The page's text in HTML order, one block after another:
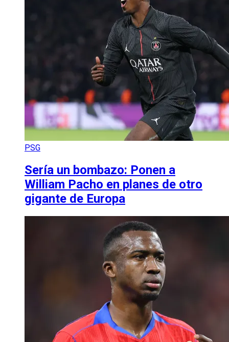
PSG
Sería un bombazo: Ponen a
William Pacho en planes de otro
gigante de Europa